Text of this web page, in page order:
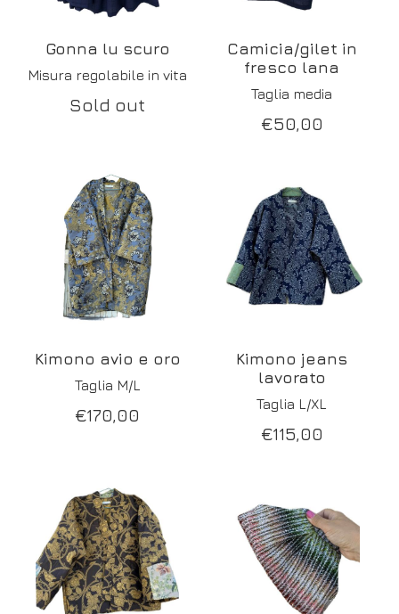
Gonna lu scuro
Misura regolabile in vita
Sold out
Camicia/gilet in
fresco lana
Taglia media
€50,00
Kimono avio e oro
Taglia M/L
€170,00
Kimono jeans
lavorato
Taglia L/XL
€115,00